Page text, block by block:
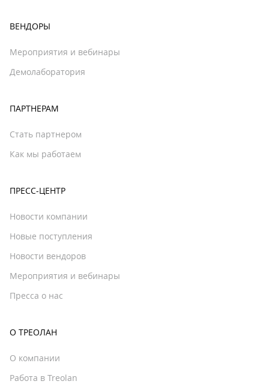
ВЕНДОРЫ
Мероприятия и вебинары
Демолаборатория
ПАРТНЕРАМ
Стать партнером
Как мы работаем
ПРЕСС-ЦЕНТР
Новости компании
Новые поступления
Новости вендоров
Мероприятия и вебинары
Пресса о нас
О ТРЕОЛАН
О компании
Работа в Treolan